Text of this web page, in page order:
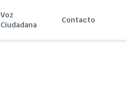
Voz
Ciudadana
Contacto